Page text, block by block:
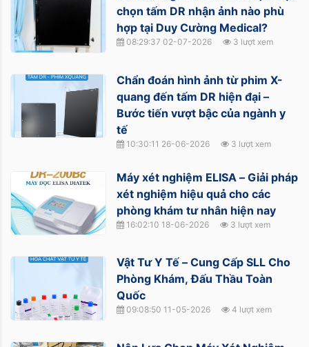
chọn tấm DR nhận ảnh nào phù
hợp tại Duy Cường Medical?
08:29:37 02-07-2026 3 lượt xem
Chẩn đoán hình ảnh từ phim X-
quang đến tấm DR hiện đại –
Bước tiến vượt bậc của ngành y
tế
10:30:11 26-06-2026 3 lượt xem
Máy xét nghiệm ELISA – Giải pháp
xét nghiệm hiệu quả cho các
phòng khám tư nhân hiện nay
16:02:10 18-06-2026 3 lượt xem
Vật Tư Y Tế – Cung Cấp SLL Cho
Phòng Khám, Đấu Thầu Toàn
Quốc
09:08:50 11-05-2026 4 lượt xem